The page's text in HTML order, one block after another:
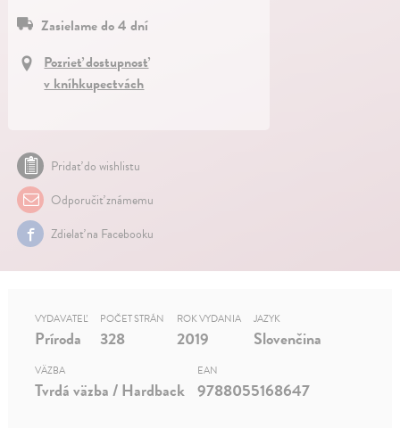
Zasielame do 4 dní
Pozrieť dostupnosť
v kníhkupectvách
Pridať do wishlistu
Odporučiť známemu
Zdielať na Facebooku
VYDAVATEĽ
Príroda
POČET STRÁN
328
ROK VYDANIA
2019
JAZYK
Slovenčina
VÄZBA
Tvrdá väzba / Hardback
EAN
9788055168647